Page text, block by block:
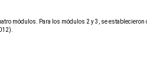
módulos. Para los módulos 2 y 3, se